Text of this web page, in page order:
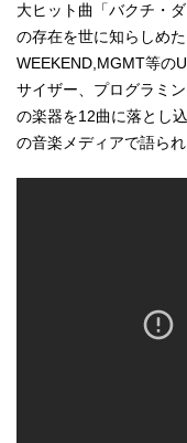
大ヒット曲「バクチ・
の存在を世に知らしめ
WEEKEND,MGMT等の
サイザー、プログラミ
の楽器を12曲に落とし
の音楽メディアで語られ